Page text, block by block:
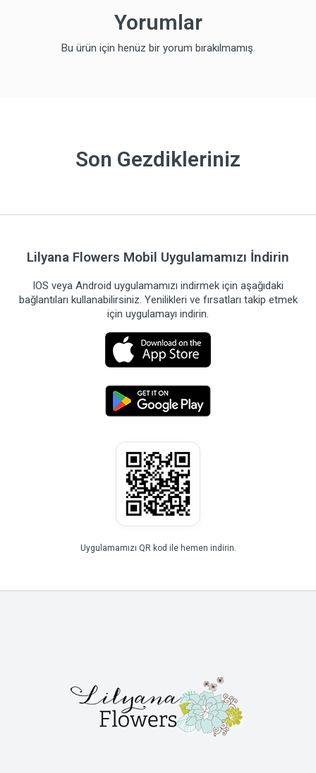
Yorumlar
Bu ürün için henüz bir yorum bırakılmamış.
Son Gezdikleriniz
Lilyana Flowers Mobil Uygulamamızı İndirin
IOS veya Android uygulamamızı indirmek için aşağıdaki
bağlantıları kullanabilirsiniz. Yenilikleri ve fırsatları takip etmek
için uygulamayı indirin.
Uygulamamızı QR kod ile hemen indirin.